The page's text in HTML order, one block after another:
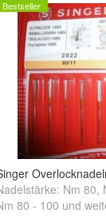
Bestseller
Nm 80,
80 - 100 und